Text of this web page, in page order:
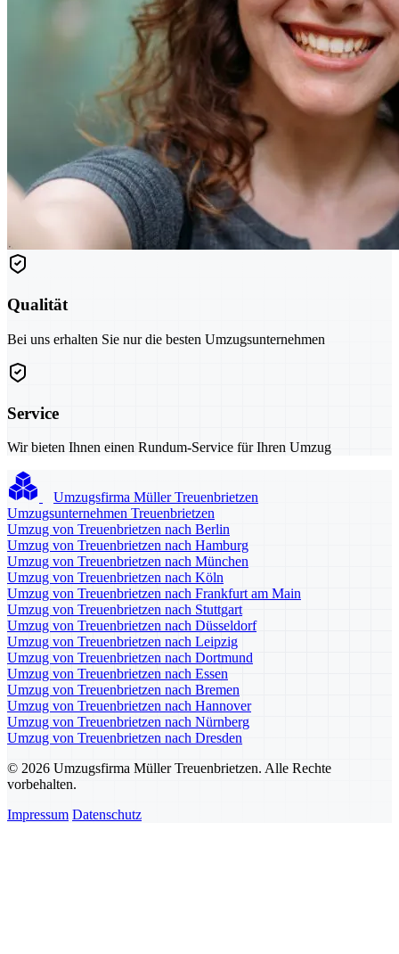
Qualität
Bei uns erhalten Sie nur die besten Umzugsunternehmen
Service
Wir bieten Ihnen einen Rundum-Service für Ihren Umzug
Umzugsfirma Müller Treuenbrietzen
Umzugsunternehmen Treuenbrietzen
Umzug von Treuenbrietzen nach Berlin
Umzug von Treuenbrietzen nach Hamburg
Umzug von Treuenbrietzen nach München
Umzug von Treuenbrietzen nach Köln
Umzug von Treuenbrietzen nach Frankfurt am Main
Umzug von Treuenbrietzen nach Stuttgart
Umzug von Treuenbrietzen nach Düsseldorf
Umzug von Treuenbrietzen nach Leipzig
Umzug von Treuenbrietzen nach Dortmund
Umzug von Treuenbrietzen nach Essen
Umzug von Treuenbrietzen nach Bremen
Umzug von Treuenbrietzen nach Hannover
Umzug von Treuenbrietzen nach Nürnberg
Umzug von Treuenbrietzen nach Dresden
© 2026 Umzugsfirma Müller Treuenbrietzen. Alle Rechte
vorbehalten.
Impressum Datenschutz